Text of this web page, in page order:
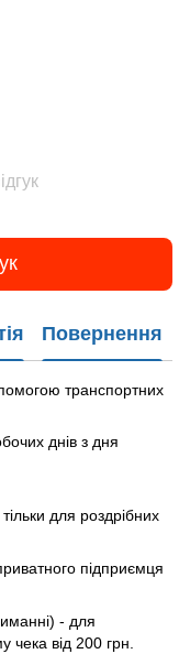
Повернення
транспортних
днів з дня
для роздрібних
підприємця
- для
чека від 200 грн.